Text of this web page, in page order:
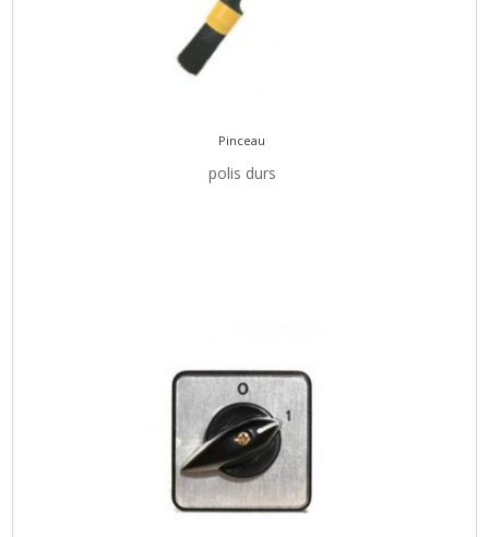
Pinceau
polis durs